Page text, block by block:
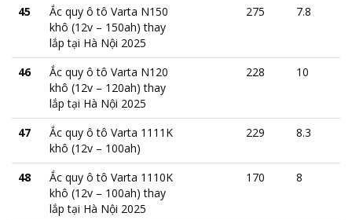
45
Ắc quy ô tô Varta N150
khô (12v – 150ah) thay
lắp tại Hà Nội 2025
275 7.8
46
Ắc quy ô tô Varta N120
khô (12v – 120ah) thay
lắp tại Hà Nội 2025
228 10
47
Ắc quy ô tô Varta 1111K
khô (12v – 100ah)
229 8.3
48
Ắc quy ô tô Varta 1110K
khô (12v – 100ah) thay
lắp tại Hà Nội 2025
170 8